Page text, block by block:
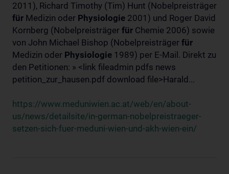
2011), Richard Timothy (Tim) Hunt (Nobelpreisträger
für Medizin oder Physiologie 2001) und Roger David
Kornberg (Nobelpreisträger für Chemie 2006) sowie
von John Michael Bishop (Nobelpreisträger für
Medizin oder Physiologie 1989) per E-Mail. Direkt zu
den Petitionen: » <link fileadmin pdfs news
petition_zur_hausen.pdf download file>Harald...
https://www.meduniwien.ac.at/web/en/about-
us/news/detailsite/in-german-nobelpreistraeger-
setzen-sich-fuer-meduni-wien-und-akh-wien-ein/